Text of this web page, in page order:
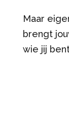
Maar
brengt
wie jij